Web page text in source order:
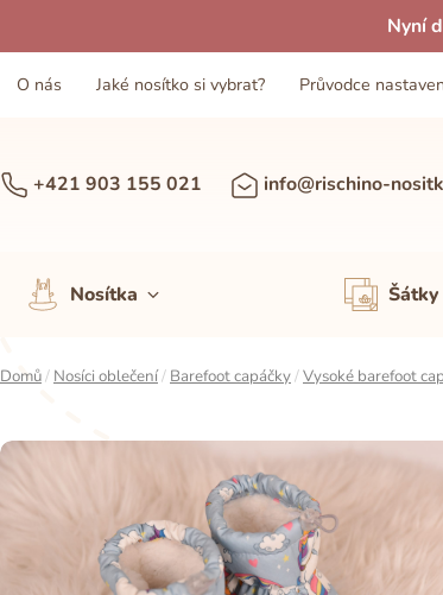
Nyní
O nás Jaké nosítko si vybrat? Průvodce
+421 903 155 021 info@rischino-
Nosítka Šátky
Domů/ Nosíci oblečení/ Barefoot capáčky/Vysoké barefoot